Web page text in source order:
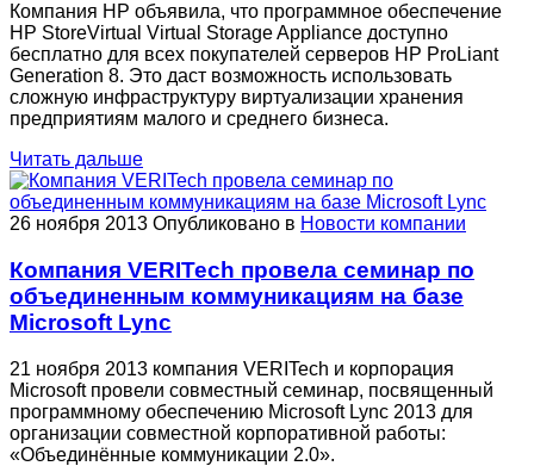
Компания HP объявила, что программное обеспечение
HP StoreVirtual Virtual Storage Appliance доступно
бесплатно для всех покупателей серверов HP ProLiant
Generation 8. Это даст возможность использовать
сложную инфраструктуру виртуализации хранения
предприятиям малого и среднего бизнеса.
Читать дальше
26 ноября 2013 Опубликовано в Новости компании
Компания VERITech провела семинар по
объединенным коммуникациям на базе
Microsoft Lync
21 ноября 2013 компания VERITech и корпорация
Microsoft провели совместный семинар, посвященный
программному обеспечению Microsoft Lync 2013 для
организации совместной корпоративной работы:
«Объединённые коммуникации 2.0».